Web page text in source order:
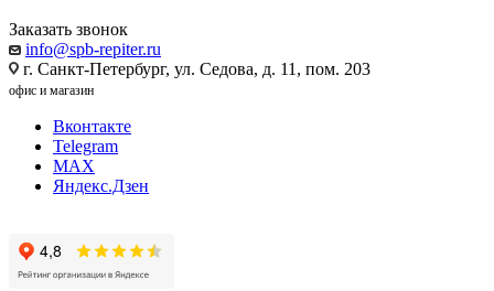
Заказать звонок
info@spb-repiter.ru
г. Санкт-Петербург, ул. Седова, д. 11, пом. 203
офис и магазин
Вконтакте
Telegram
MAX
Яндекс.Дзен